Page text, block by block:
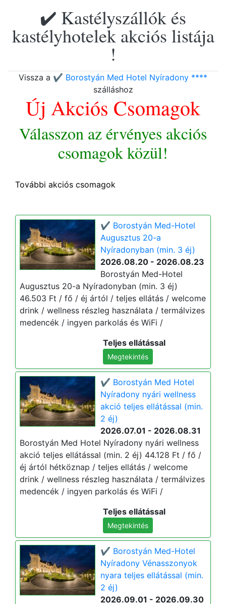
✔️ Kastélyszállók és
kastélyhotelek akciós listája
!
Vissza a ✔️ Borostyán Med Hotel Nyíradony ****
szálláshoz
Új Akciós Csomagok
Válasszon az érvényes akciós
csomagok közül!
További akciós csomagok
✔️ Borostyán Med-Hotel
Augusztus 20-a
Nyíradonyban (min. 3 éj)
2026.08.20 - 2026.08.23
Borostyán Med-Hotel
Augusztus 20-a Nyíradonyban (min. 3 éj)
46.503 Ft / fő / éj ártól / teljes ellátás / welcome
drink / wellness részleg használata / termálvizes
medencék / ingyen parkolás és WiFi /
Teljes ellátással
Megtekintés
✔️ Borostyán Med Hotel
Nyíradony nyári wellness
akció teljes ellátással (min.
2 éj)
2026.07.01 - 2026.08.31
Borostyán Med Hotel Nyíradony nyári wellness
akció teljes ellátással (min. 2 éj) 44.128 Ft / fő /
éj ártól hétköznap / teljes ellátás / welcome
drink / wellness részleg használata / termálvizes
medencék / ingyen parkolás és WiFi /
Teljes ellátással
Megtekintés
✔️ Borostyán Med-Hotel
Nyíradony Vénasszonyok
nyara teljes ellátással (min.
2 éj)
2026.09.01 - 2026.09.30